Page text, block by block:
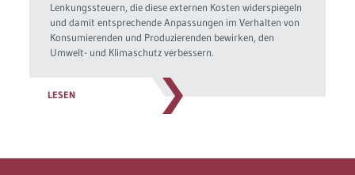
Lenkungssteuern, die diese externen Kosten widerspiegeln
und damit entsprechende Anpassungen im Verhalten von
Konsumierenden und Produzierenden bewirken, den
Umwelt- und Klimaschutz verbessern.
LESEN